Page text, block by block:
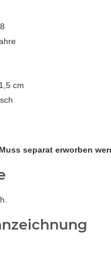
cm
separat erworben